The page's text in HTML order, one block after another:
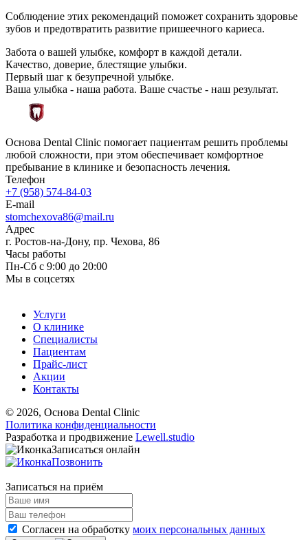
Соблюдение этих рекомендаций поможет сохранить здоровье
зубов и предотвратить развитие пришеечного кариеса.
Забота о вашей улыбке, комфорт в каждой детали.
Качество, доверие, блестящие улыбки.
Первый шаг к безупречной улыбке.
Ваша улыбка - наша работа. Ваше счастье - наш результат.
Основа Dental Clinic помогает пациентам решить проблемы
любой сложности, при этом обеспечивает комфортное
пребывание в клинике и безопасность лечения.
Телефон
+7 (958) 574-84-03
E-mail
stomchexova86@mail.ru
Адрес
г. Ростов-на-Дону, пр. Чехова, 86
Часы работы
Пн-Сб с 9:00 до 20:00
Мы в соцсетях
Услуги
О клинике
Специалисты
Пациентам
Прайс-лист
Акции
Контакты
© 2026, Основа Dental Clinic
Политика конфиденциальности
Разработка и продвижение Lewell.studio
Записаться онлайн
Позвонить
Записаться на приём
Согласен на обработку моих персональных данных